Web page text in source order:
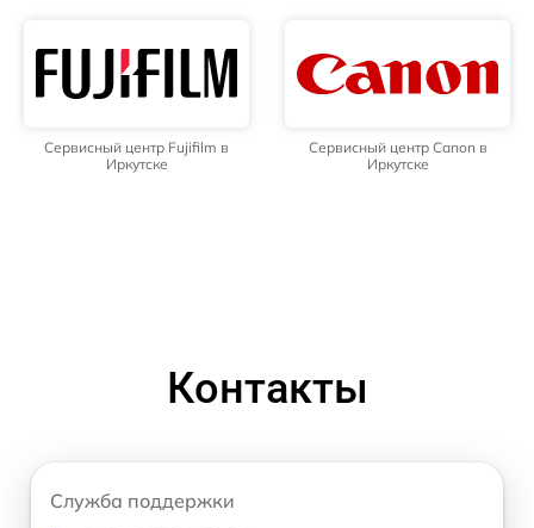
Сервисный центр Fujifilm в
Иркутске
Сервисный центр Canon в
Иркутске
Контакты
Служба поддержки